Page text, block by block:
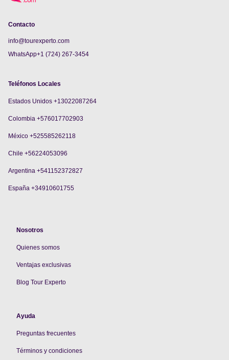
Contacto
info@tourexperto.com
WhatsApp+1 (724) 267-3454
Teléfonos Locales
Estados Unidos +13022087264
Colombia +576017702903
México +525585262118
Chile +56224053096
Argentina +541152372827
España +34910601755
Nosotros
Quienes somos
Ventajas exclusivas
Blog Tour Experto
Ayuda
Preguntas frecuentes
Términos y condiciones